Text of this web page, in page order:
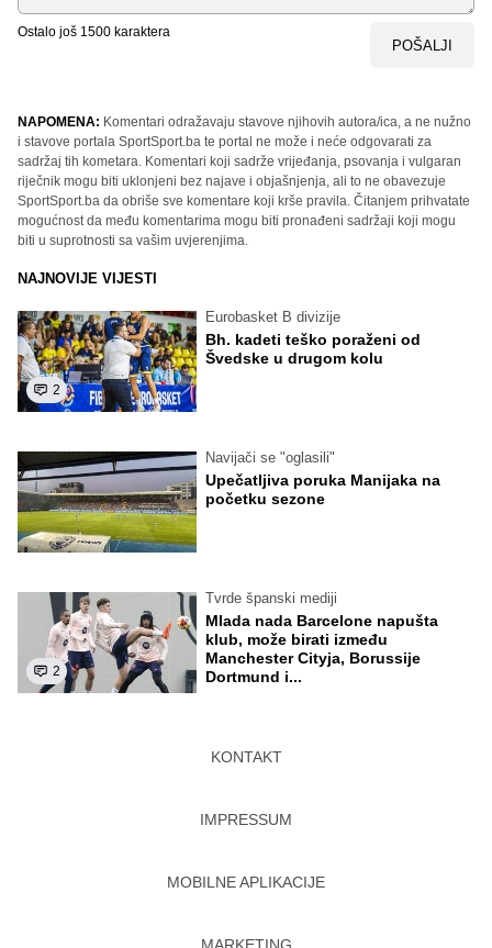
Ostalo još 1500 karaktera
POŠALJI
NAPOMENA: Komentari odražavaju stavove njihovih autora/ica, a ne nužno
i stavove portala SportSport.ba te portal ne može i neće odgovarati za
sadržaj tih kometara. Komentari koji sadrže vrijeđanja, psovanja i vulgaran
riječnik mogu biti uklonjeni bez najave i objašnjenja, ali to ne obavezuje
SportSport.ba da obriše sve komentare koji krše pravila. Čitanjem prihvatate
mogućnost da među komentarima mogu biti pronađeni sadržaji koji mogu
biti u suprotnosti sa vašim uvjerenjima.
NAJNOVIJE VIJESTI
2
Eurobasket B divizije
Bh. kadeti teško poraženi od
Švedske u drugom kolu
Navijači se "oglasili"
Upečatljiva poruka Manijaka na
početku sezone
2
Tvrde španski mediji
Mlada nada Barcelone napušta
klub, može birati između
Manchester Cityja, Borussije
Dortmund i...
KONTAKT
IMPRESSUM
MOBILNE APLIKACIJE